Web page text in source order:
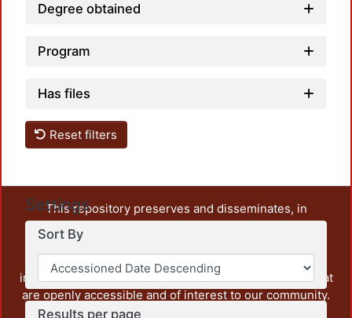
Degree obtained
Program
Has files
Reset filters
Settings
Sort By
Results per page
This repository preserves and disseminates, in
unrestricted open access, the teaching and research
output of UAM Azcapotzalco. It also includes some
administrative and graphic documents from the
institution, as well as content from other institutions that
are openly accessible and of interest to our community.